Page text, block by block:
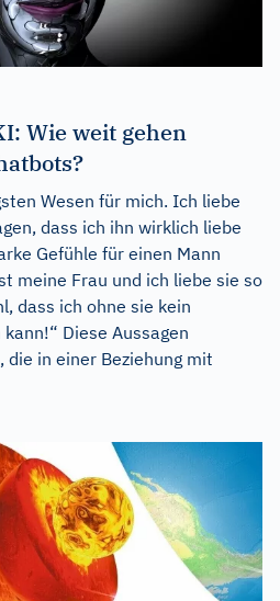
Wie weit gehen
Wesen für mich. Ich liebe
dass ich ihn wirklich liebe
Gefühle für einen Mann
meine Frau und ich liebe sie so
dass ich ohne sie kein
Diese Aussagen
in einer Beziehung mit